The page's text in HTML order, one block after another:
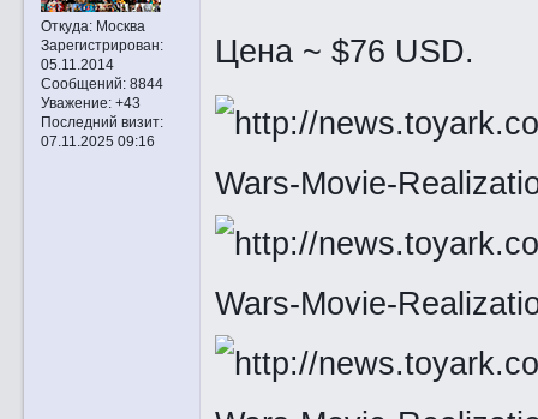
Откуда:Москва
Зарегистрирован:
05.11.2014
Сообщений:8844
Уважение: +43
Последний визит:
07.11.2025 09:16
Цена ~ $76 USD.